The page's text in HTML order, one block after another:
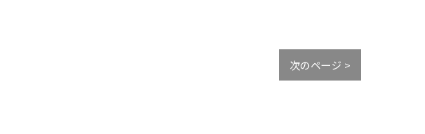
次のページ >